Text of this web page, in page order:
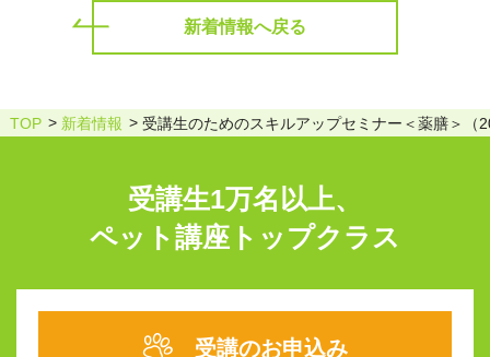
新着情報へ戻る
TOP 新着情報 受講生のためのスキルアップセミナー＜薬膳＞（
受講生1万名以上、
ペット講座トップクラス
受講のお申込み